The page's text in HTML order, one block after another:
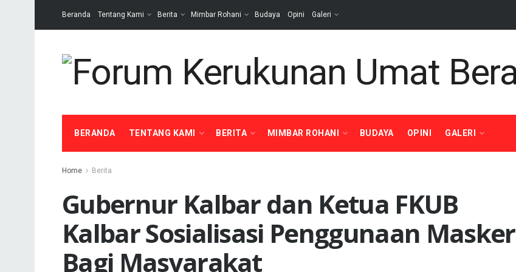
Beranda Tentang Kami Berita Mimbar Rohani Budaya Opini Galeri
BERANDA TENTANG KAMI BERITA MIMBAR ROHANI BUDAYA OPINI GALERI
Home Berita
Gubernur Kalbar dan Ketua FKUB
Kalbar Sosialisasi Penggunaan Masker
Bagi Masyarakat